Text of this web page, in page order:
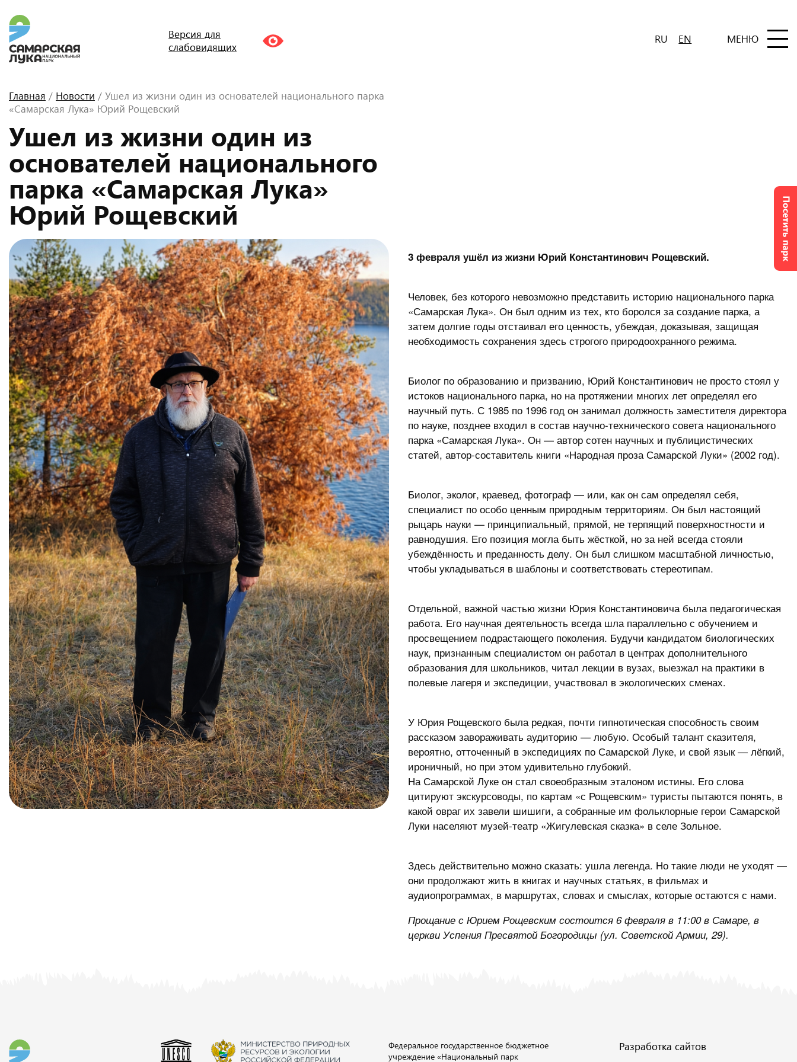
Версия для
слабовидящих
RU EN МЕНЮ
Главная / Новости / Ушел из жизни один из основателей национального парка
«Самарская Лука» Юрий Рощевский
Ушел из жизни один из
основателей национального
парка «Самарская Лука»
Юрий Рощевский
3 февраля ушёл из жизни Юрий Константинович Рощевский.
Человек, без которого невозможно представить историю национального парка
«Самарская Лука». Он был одним из тех, кто боролся за создание парка, а
затем долгие годы отстаивал его ценность, убеждая, доказывая, защищая
необходимость сохранения здесь строгого природоохранного режима.
Биолог по образованию и призванию, Юрий Константинович не просто стоял у
истоков национального парка, но на протяжении многих лет определял его
научный путь. С 1985 по 1996 год он занимал должность заместителя директора
по науке, позднее входил в состав научно-технического совета национального
парка «Самарская Лука». Он — автор сотен научных и публицистических
статей, автор-составитель книги «Народная проза Самарской Луки» (2002 год).
Биолог, эколог, краевед, фотограф — или, как он сам определял себя,
специалист по особо ценным природным территориям. Он был настоящий
рыцарь науки — принципиальный, прямой, не терпящий поверхностности и
равнодушия. Его позиция могла быть жёсткой, но за ней всегда стояли
убеждённость и преданность делу. Он был слишком масштабной личностью,
чтобы укладываться в шаблоны и соответствовать стереотипам.
Отдельной, важной частью жизни Юрия Константиновича была педагогическая
работа. Его научная деятельность всегда шла параллельно с обучением и
просвещением подрастающего поколения. Будучи кандидатом биологических
наук, признанным специалистом он работал в центрах дополнительного
образования для школьников, читал лекции в вузах, выезжал на практики в
полевые лагеря и экспедиции, участвовал в экологических сменах.
У Юрия Рощевского была редкая, почти гипнотическая способность своим
рассказом завораживать аудиторию — любую. Особый талант сказителя,
вероятно, отточенный в экспедициях по Самарской Луке, и свой язык — лёгкий,
ироничный, но при этом удивительно глубокий.
На Самарской Луке он стал своеобразным эталоном истины. Его слова
цитируют экскурсоводы, по картам «с Рощевским» туристы пытаются понять, в
какой овраг их завели шишиги, а собранные им фольклорные герои Самарской
Луки населяют музей-театр «Жигулевская сказка» в селе Зольное.
Здесь действительно можно сказать: ушла легенда. Но такие люди не уходят —
они продолжают жить в книгах и научных статьях, в фильмах и
аудиопрограммах, в маршрутах, словах и смыслах, которые остаются с нами.
Прощание с Юрием Рощевским состоится 6 февраля в 11:00 в Самаре, в
церкви Успения Пресвятой Богородицы (ул. Советской Армии, 29).
Федеральное государственное бюджетное
учреждение «Национальный парк
Разработка сайтов